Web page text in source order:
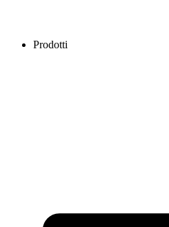
Prodotti